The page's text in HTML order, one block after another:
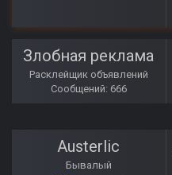
Злобная реклама
Расклейщик объявлений
Сообщений: 666
Austerlic
Бывалый